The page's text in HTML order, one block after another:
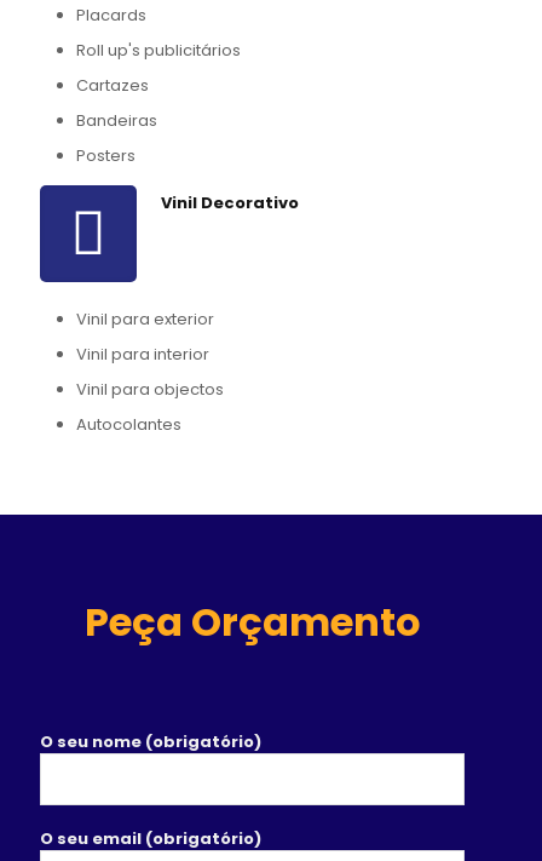
Placards
Roll up's publicitários
Cartazes
Bandeiras
Posters
Vinil Decorativo
Vinil para exterior
Vinil para interior
Vinil para objectos
Autocolantes
Peça Orçamento
O seu nome (obrigatório)
O seu email (obrigatório)